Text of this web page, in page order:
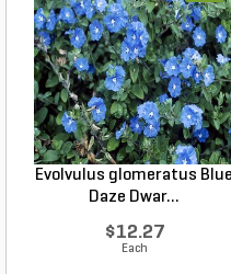
Evolvulus glomeratus Blue
Daze Dwar...
$12.27
Each